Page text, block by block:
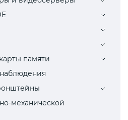
памяти
механической